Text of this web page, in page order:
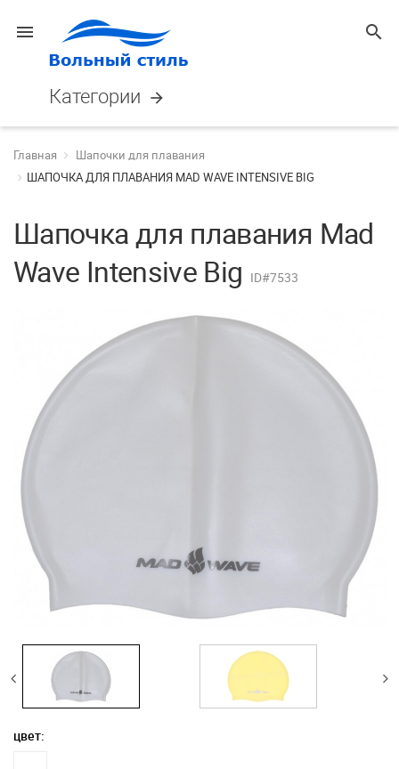
menu search
Категории arrow_forward
Главная
Шапочки для плавания
ШАПОЧКА ДЛЯ ПЛАВАНИЯ MAD WAVE INTENSIVE BIG
Шапочка для плавания Mad
Wave Intensive Big ID#7533
цвет: